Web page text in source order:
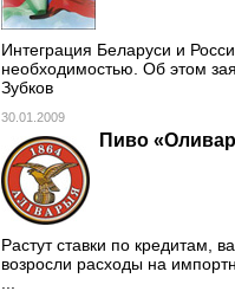
Интеграция Беларуси и
необходимостью. Об этом
Зубков
30.01.2009
Пиво
Растут ставки по кредитам,
возросли расходы на
...